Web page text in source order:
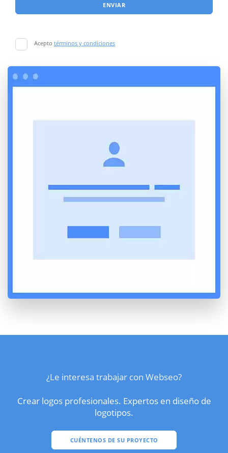
ENVIAR
Acepto términos y condiciones
¿Le interesa trabajar con Webseo?
Crear logos profesionales. Expertos en diseño de
logotipos.
CUÉNTENOS DE SU PROYECTO